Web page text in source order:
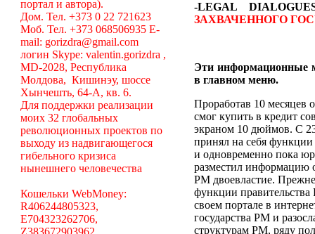
портал и автора).
Дом. Тел. +373 0 22 721623
Моб. Тел. +373 068506935 E-
mail: gorizdra@gmail.com
логин Skype: valentin.gorizdra ,
MD-2028, Республика
Молдова, Кишинэу, шоссе
Хынчешть, 64-А, кв. 6.
Для поддержки реализации
моих 32 глобальных
революционных проектов по
выходу из надвигающегося
гибельного кризиса
нынешнего человечества
Кошельки WebMoney:
R406244805323,
E704323262706,
Z383672903962.
-LEGAL
ЗАХВАЧЕННОГО
Эти информационные
в главном меню.
Проработав 10 месяцев
смог купить в кредит
экраном 10 дюймов. С 23
принял на себя функции
и одновременно пока
разместил информацию
РМ двоевластие.
функции правительства
своем портале в
государства РМ и
структурам РМ, ряду